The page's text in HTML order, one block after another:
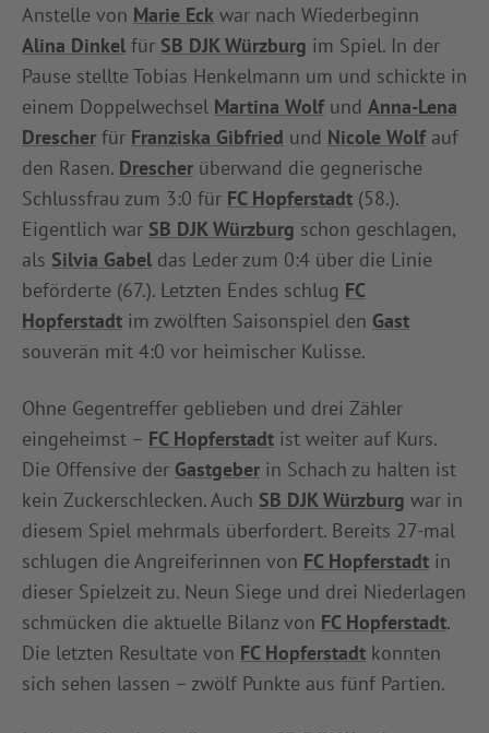
Anstelle von Marie Eck war nach Wiederbeginn
Alina Dinkel für SB DJK Würzburg im Spiel. In der
Pause stellte Tobias Henkelmann um und schickte in
einem Doppelwechsel Martina Wolfund Anna-Lena
Drescher für Franziska Gibfried und Nicole Wolfauf
den Rasen. Drescher überwand die gegnerische
Schlussfrau zum 3:0 für FC Hopferstadt (58.).
Eigentlich war SB DJK Würzburg schon geschlagen,
als Silvia Gabel das Leder zum 0:4 über die Linie
beförderte (67.). Letzten Endes schlug FC
Hopferstadt im zwölften Saisonspiel den Gast
souverän mit 4:0 vor heimischer Kulisse.
Ohne Gegentreffer geblieben und drei Zähler
eingeheimst – FC Hopferstadt ist weiter auf Kurs.
Die Offensive der Gastgeber in Schach zu halten ist
kein Zuckerschlecken. Auch SB DJK Würzburg war in
diesem Spiel mehrmals überfordert. Bereits 27-mal
schlugen die Angreiferinnen von FC Hopferstadt in
dieser Spielzeit zu. Neun Siege und drei Niederlagen
schmücken die aktuelle Bilanz von FC Hopferstadt.
Die letzten Resultate von FC Hopferstadt konnten
sich sehen lassen – zwölf Punkte aus fünf Partien.